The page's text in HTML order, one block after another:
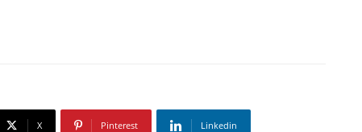
X Pinterest Linkedin